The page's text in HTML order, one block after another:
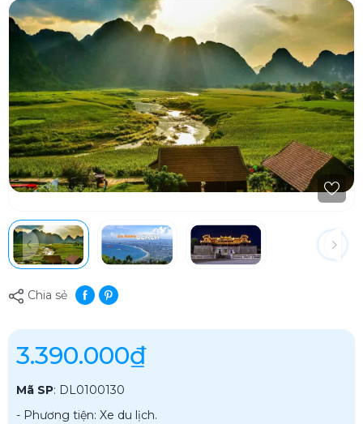
Chia sẻ
3.390.000₫
Mã SP: DL0100130
- Phương tiện: Xe du lịch.